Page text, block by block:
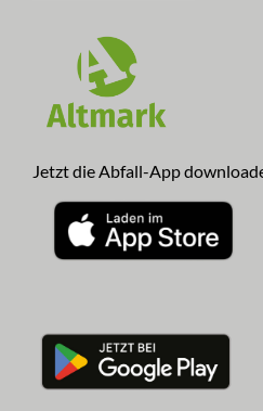
Jetzt die Abfall-App